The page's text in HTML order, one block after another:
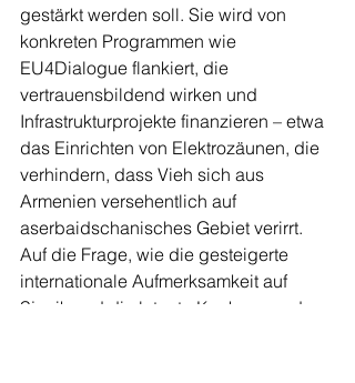
gestärkt werden soll. Sie wird von
konkreten Programmen wie
EU4Dialogue flankiert, die
vertrauensbildend wirken und
Infrastrukturprojekte finanzieren – etwa
das Einrichten von Elektrozäunen, die
verhindern, dass Vieh sich aus
Armenien versehentlich auf
aserbaidschanisches Gebiet verirrt.
Auf die Frage, wie die gesteigerte
internationale Aufmerksamkeit auf
Sjunik und die latente Konkurrenz der